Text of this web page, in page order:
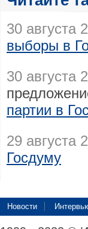
30 августа
выборы в
30 августа
партии в
29 августа
Госдуму
Новости